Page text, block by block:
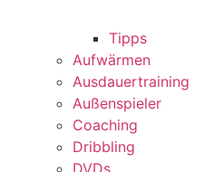
Tipps
Aufwärmen
Ausdauertraining
Außenspieler
Coaching
Dribbling
DVDs